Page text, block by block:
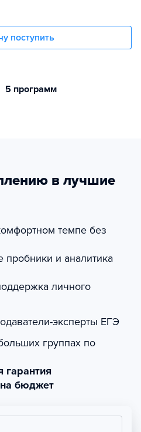
поступить
5 программ
в лучшие
темпе без
и аналитика
личного
эксперты ЕГЭ
группах по
гарантия
на бюджет